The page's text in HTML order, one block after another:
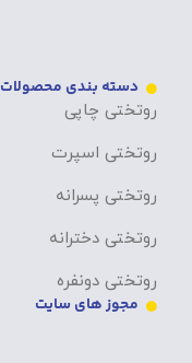
دسته بندی محصولات
روتختی چاپی
روتختی اسپرت
روتختی پسرانه
روتختی دخترانه
روتختی دونفره
مجوز های سایت